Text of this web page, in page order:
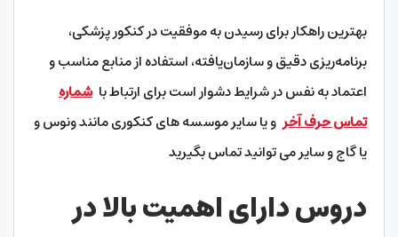
بهترین راهکار برای رسیدن به موفقیت در کنکور پزشکی،
برنامه‌ریزی دقیق و سازمان‌یافته، استفاده از منابع مناسب و
اعتماد به‌ نفس در شرایط دشوار است برای ارتباط باشماره
تماس حرف آخرو یا سایر موسسه های کنکوری مانند ونوس و
یا گاج و سایر می توانید تماس بگیرید
دروس دارای اهمیت بالا در